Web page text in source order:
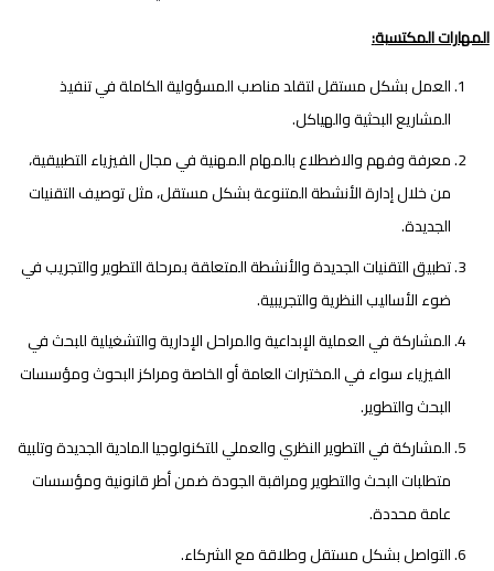
المهارات المكتسبة:
العمل بشكل مستقل لتقلد مناصب المسؤولية الكاملة في تنفيذ
المشاريع البحثية والهياكل.
معرفة وفهم والاضطلاع بالمهام المهنية في مجال الفيزياء التطبيقية،
من خلال إدارة الأنشطة المتنوعة بشكل مستقل، مثل توصيف التقنيات
الجديدة.
تطبيق التقنيات الجديدة والأنشطة المتعلقة بمرحلة التطوير والتجريب في
ضوء الأساليب النظرية والتجريبية.
المشاركة في العملية الإبداعية والمراحل الإدارية والتشغيلية للبحث في
الفيزياء سواء في المختبرات العامة أو الخاصة ومراكز البحوث ومؤسسات
البحث والتطوير.
المشاركة في التطوير النظري والعملي للتكنولوجيا المادية الجديدة وتلبية
متطلبات البحث والتطوير ومراقبة الجودة ضمن أطر قانونية ومؤسسات
عامة محددة.
التواصل بشكل مستقل وطلاقة مع الشركاء.